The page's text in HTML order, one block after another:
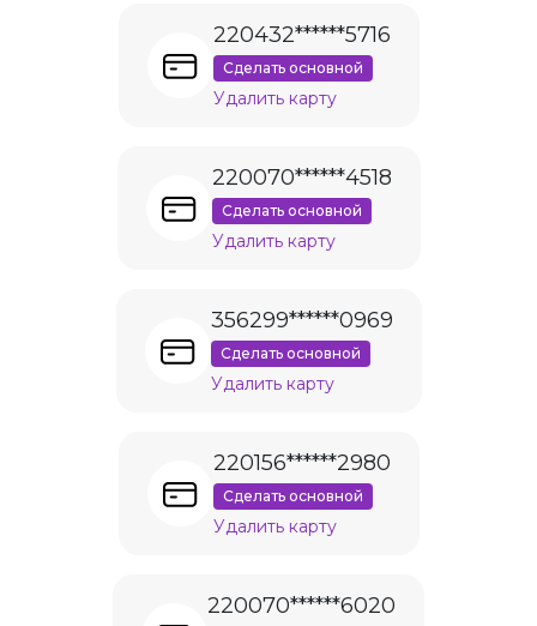
220432******5716
Сделать основной
Удалить карту
220070******4518
Сделать основной
Удалить карту
356299******0969
Сделать основной
Удалить карту
220156******2980
Сделать основной
Удалить карту
220070******6020